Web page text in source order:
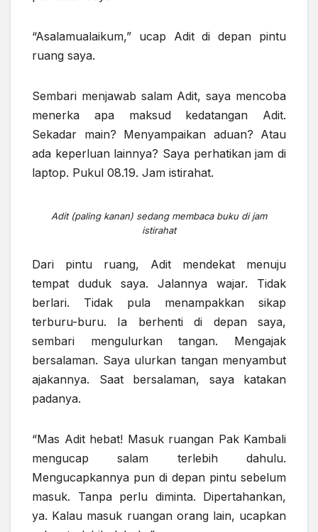
“Asalamualaikum,” ucap Adit di depan pintu
ruang saya.
Sembari menjawab salam Adit, saya mencoba
menerka apa maksud kedatangan Adit.
Sekadar main? Menyampaikan aduan? Atau
ada keperluan lainnya? Saya perhatikan jam di
laptop. Pukul 08.19. Jam istirahat.
Adit (paling kanan) sedang membaca buku di jam
istirahat
Dari pintu ruang, Adit mendekat menuju
tempat duduk saya. Jalannya wajar. Tidak
berlari. Tidak pula menampakkan sikap
terburu-buru. Ia berhenti di depan saya,
sembari mengulurkan tangan. Mengajak
bersalaman. Saya ulurkan tangan menyambut
ajakannya. Saat bersalaman, saya katakan
padanya.
“Mas Adit hebat! Masuk ruangan Pak Kambali
mengucap salam terlebih dahulu.
Mengucapkannya pun di depan pintu sebelum
masuk. Tanpa perlu diminta. Dipertahankan,
ya. Kalau masuk ruangan orang lain, ucapkan